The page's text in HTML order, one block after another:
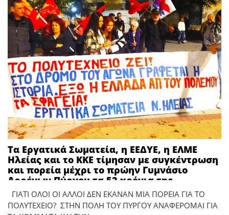
Τα Εργατικά Σωματεία, η ΕΕΔΥΕ, η ΕΛΜΕ
Ηλείας και το ΚΚΕ τίμησαν με συγκέντρωση
και πορεία μέχρι το πρώην Γυμνάσιο
Αρρένων Πύργου τα 52 χρόνια της
παλλαϊκής Νοεμβριανής Εξέγερσης με
κύριο άξονα τους Φοιτητές και μόνο όπλο
οργάνωσης τον Ραδιοφωνικό Σταθμό! ***
ΓΙΑΤΙ ΟΛΟΙ ΟΙ ΑΛΛΟΙ ΔΕΝ ΕΚΑΝΑΝ ΜΙΑ ΠΟΡΕΙΑ ΓΙΑ ΤΟ
ΠΟΛΥΤΕΧΕΙΟ? ΣΤΗΝ ΠΟΛΗ ΤΟΥ ΠΥΡΓΟΥ ΑΝΑΦΕΡΟΜΑΙ ΓΙΑ